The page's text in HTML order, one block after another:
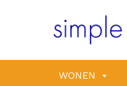
WONEN